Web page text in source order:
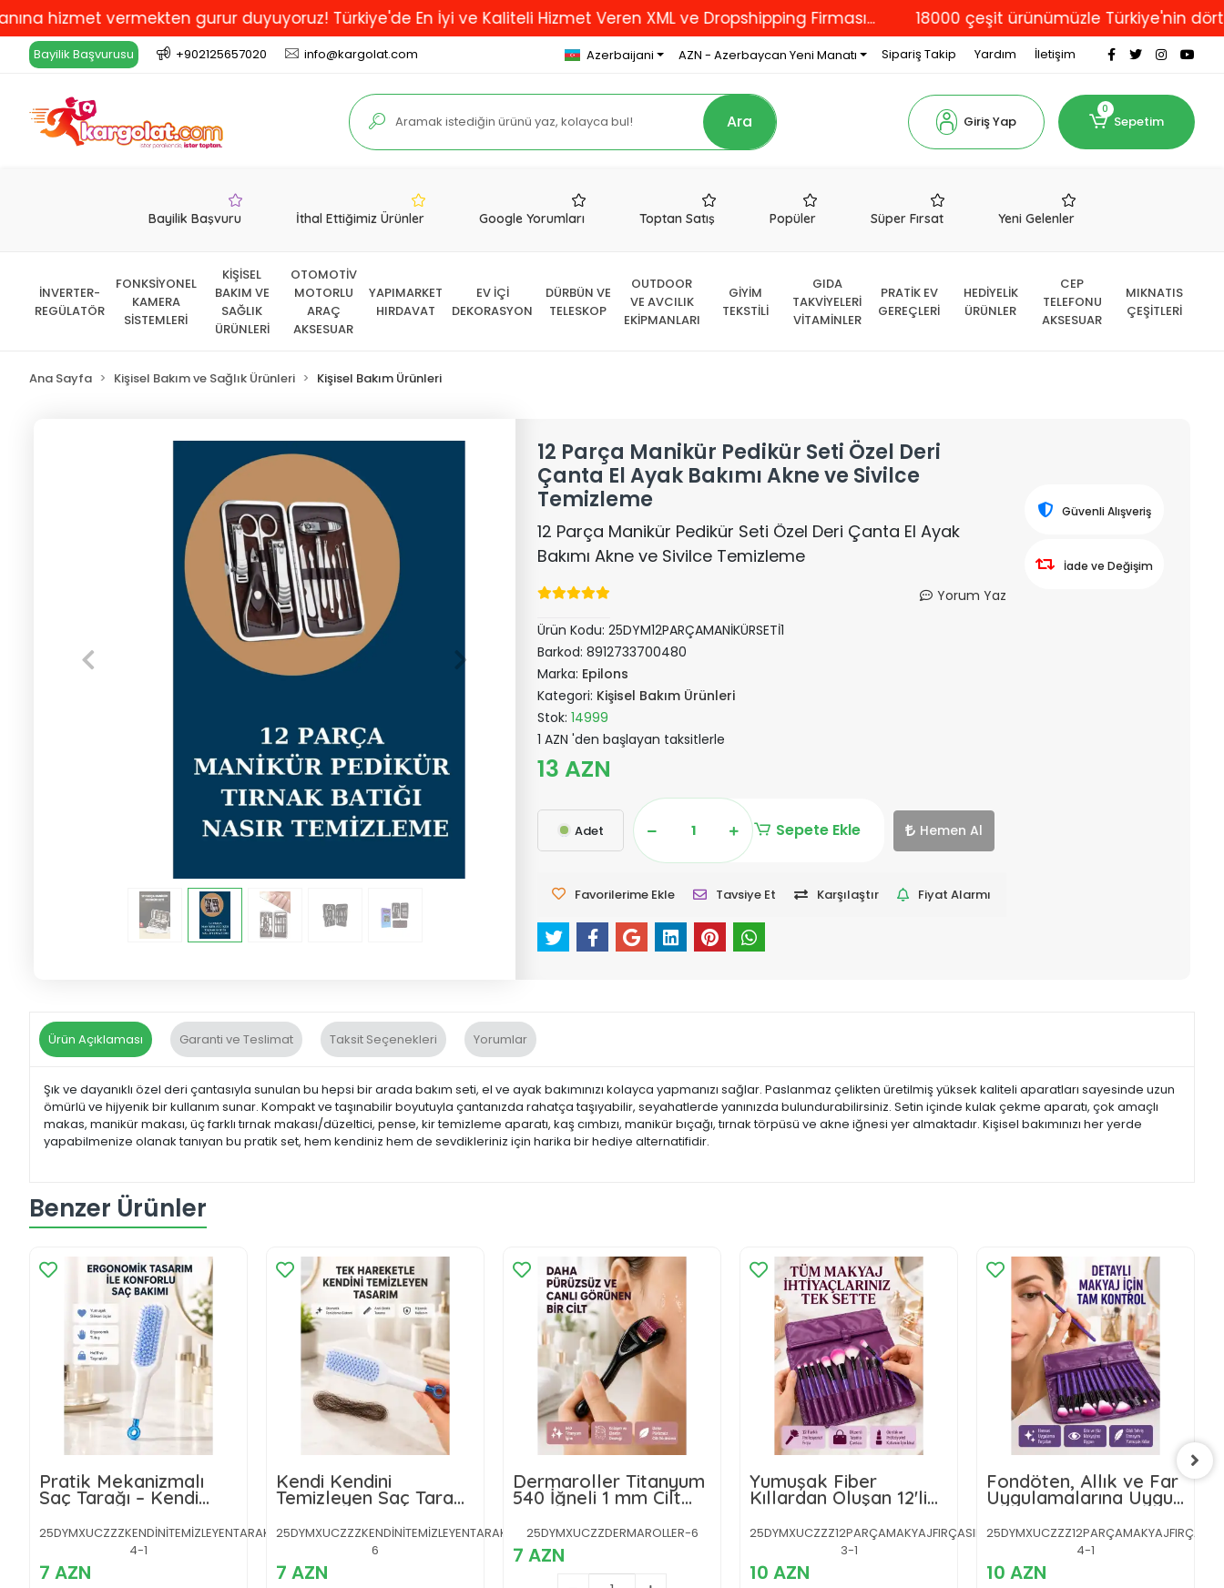
vermekten gurur duyuyoruz! Türkiye'de En İyi ve Kaliteli Hizmet Veren XML ve Dropshipping Firması... 18000 çeşit ürünümüzle Türkiye'nin dört bir
Bayilik Başvurusu +902125657020 info@kargolat.com Azerbaijani AZN - Azerbaycan Yeni Manatı Sipariş Takip Yardım İletişim
Ara Giriş Yap
0
Sepetim
Bayilik Başvuru İthal Ettiğimiz Ürünler Google Yorumları Toptan Satış Popüler Süper Fırsat Yeni Gelenler
İNVERTER-
REGÜLATÖR
FONKSİYONEL
KAMERA
SİSTEMLERİ
KİŞİSEL
BAKIM VE
SAĞLIK
ÜRÜNLERİ
OTOMOTİV
MOTORLU
ARAÇ
AKSESUAR
YAPIMARKET
HIRDAVAT
EV İÇİ
DEKORASYON
DÜRBÜN VE
TELESKOP
OUTDOOR
VE AVCILIK
EKİPMANLARI
GİYİM
TEKSTİLİ
GIDA
TAKVİYELERİ
VİTAMİNLER
PRATİK EV
GEREÇLERİ
HEDİYELİK
ÜRÜNLER
CEP
TELEFONU
AKSESUAR
MIKNATIS
ÇEŞİTLERİ
Ana Sayfa Kişisel Bakım ve Sağlık Ürünleri Kişisel Bakım Ürünleri
12 Parça Manikür Pedikür Seti Özel Deri
Çanta El Ayak Bakımı Akne ve Sivilce
Temizleme
12 Parça Manikür Pedikür Seti Özel Deri Çanta El Ayak
Bakımı Akne ve Sivilce Temizleme
Yorum Yaz
Ürün Kodu:25DYM12PARÇAMANİKÜRSETİ1
Barkod:8912733700480
Marka: Epilons
Kategori: Kişisel Bakım Ürünleri
Stok:14999
1 AZN 'den başlayan taksitlerle
13 AZN
Adet Sepete Ekle Hemen Al
Favorilerime Ekle Tavsiye Et Karşılaştır Fiyat Alarmı
Güvenli Alışveriş
İade ve Değişim
Ürün Açıklaması Garanti ve Teslimat Taksit Seçenekleri Yorumlar
Şık ve dayanıklı özel deri çantasıyla sunulan bu hepsi bir arada bakım seti, el ve ayak bakımınızı kolayca yapmanızı sağlar. Paslanmaz çelikten üretilmiş yüksek kaliteli aparatları sayesinde uzun
ömürlü ve hijyenik bir kullanım sunar. Kompakt ve taşınabilir boyutuyla çantanızda rahatça taşıyabilir, seyahatlerde yanınızda bulundurabilirsiniz. Setin içinde kulak çekme aparatı, çok amaçlı
makas, manikür makası, üç farklı tırnak makası/düzeltici, pense, kir temizleme aparatı, kaş cımbızı, manikür bıçağı, tırnak törpüsü ve akne iğnesi yer almaktadır. Kişisel bakımınızı her yerde
yapabilmenize olanak tanıyan bu pratik set, hem kendiniz hem de sevdikleriniz için harika bir hediye alternatifidir.
Benzer Ürünler
Pratik Mekanizmalı
Saç Tarağı – Kendi
Kendini Temizler,
Taşınabilir
25DYMXUCZZZKENDİNİTEMİZLEYENTARAKKKK-
4-1
7 AZN
Kendi Kendini
Temizleyen Saç Tarağı
– Anti-Statik, Silikon
Uçlu, ABS Malzeme,
25DYMXUCZZZKENDİNİTEMİZLEYENTARAKKKK-
6
7 AZN
Dermaroller Titanyum
540 İğneli 1 mm Cilt
Yenileme ve Anti Aging
Etkisi
25DYMXUCZZDERMAROLLER-6
7 AZN
Yumuşak Fiber
Kıllardan Oluşan 12'li
Makyaj Fırçası Seti
Göz Farı Allık ve
Kontür İçin
25DYMXUCZZZ12PARÇAMAKYAJFIRÇASIIIIII-
3-1
10 AZN
Fondöten, Allık ve Far
Uygulamalarına Uygun
12 Parça Makyaj Fırça
Takımı Ergonomik
4-1
10 AZN